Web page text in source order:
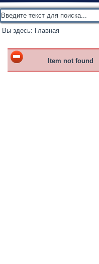
Вы здесь: Главная
Item not found